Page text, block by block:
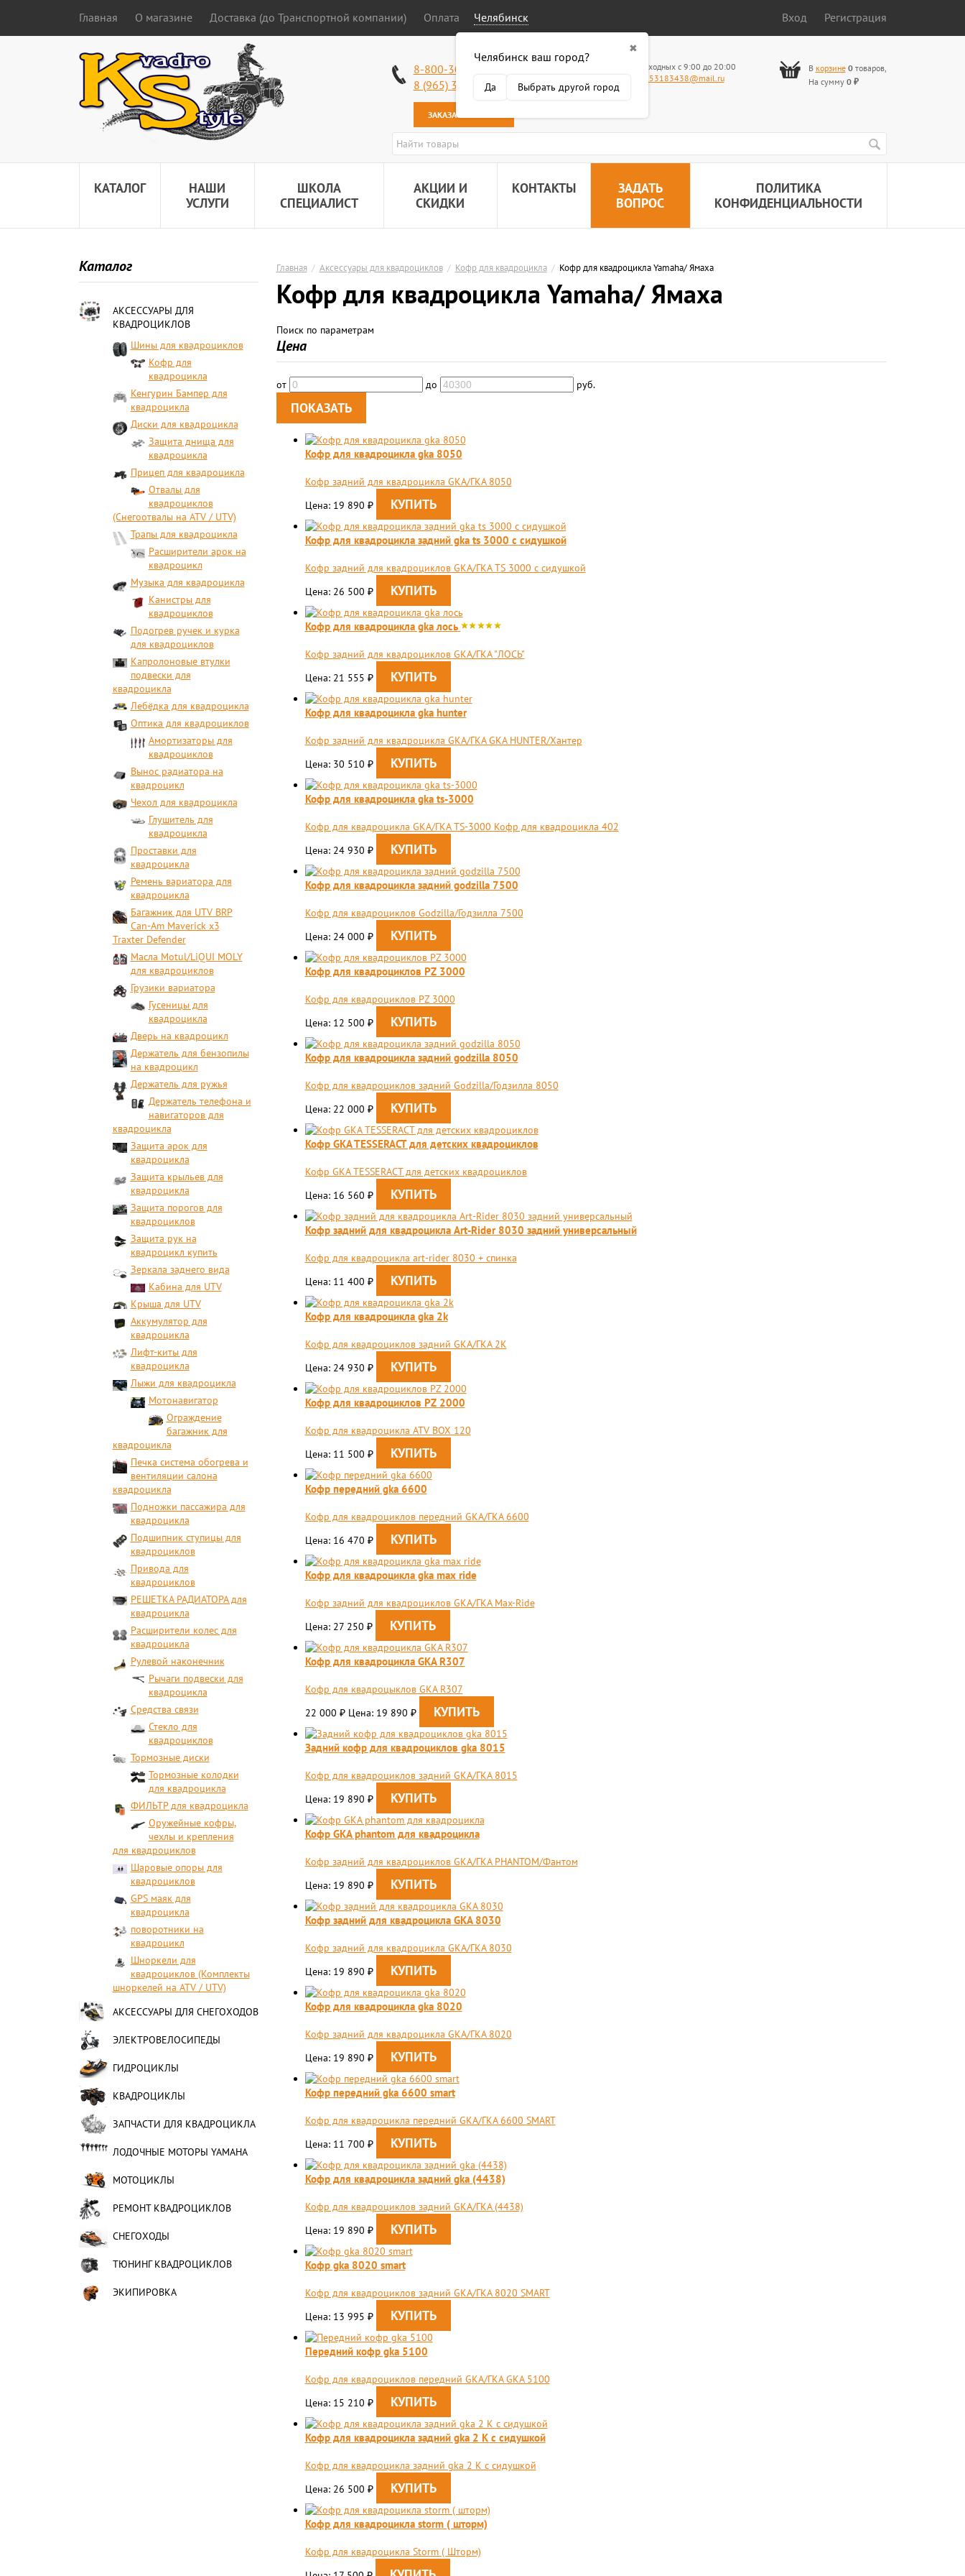
Главная О магазине Доставка (до Транспортной компании) Оплата Челябинск
✖
Челябинск ваш город?
Да Выбрать другой город
Вход Регистрация
8-800-301-50-58
8 (965) 318-34-38
ЗАКАЗАТЬ ЗВОНОК
Работаем без выходных с 9:00 до 20:00
89653183438@mail.ru
В корзине 0товаров,
На сумму 0 ₽
КАТАЛОГ
НАШИ
УСЛУГИ
ШКОЛА
СПЕЦИАЛИСТ
АКЦИИ И
СКИДКИ
КОНТАКТЫ
ЗАДАТЬ
ВОПРОС
ПОЛИТИКА
КОНФИДЕНЦИАЛЬНОСТИ
Каталог
АКСЕССУАРЫ ДЛЯ
КВАДРОЦИКЛОВ
Шины для квадроциклов
Кофр для
квадроцикла
Кенгурин Бампер для
квадроцикла
Диски для квадроцикла
Защита днища для
квадроцикла
Прицеп для квадроцикла
Отвалы для
квадроциклов
(Снегоотвалы на ATV / UTV)
Трапы для квадроцикла
Расширители арок на
квадроцикл
Музыка для квадроцикла
Канистры для
квадроциклов
Подогрев ручек и курка
для квадроциклов
Капролоновые втулки
подвески для
квадроцикла
Лебёдка для квадроцикла
Оптика для квадроциклов
Амортизаторы для
квадроциклов
Вынос радиатора на
квадроцикл
Чехол для квадроцикла
Глушитель для
квадроцикла
Проставки для
квадроцикла
Ремень вариатора для
квадроцикла
Багажник для UTV BRP
Can-Am Maverick x3
Traxter Defender
Масла Motul/LiQUI MOLY
для квадроциклов
Грузики вариатора
Гусеницы для
квадроцикла
Дверь на квадроцикл
Держатель для бензопилы
на квадроцикл
Держатель для ружья
Держатель телефона и
навигаторов для
квадроцикла
Защита арок для
квадроцикла
Защита крыльев для
квадроцикла
Защита порогов для
квадроциклов
Защита рук на
квадроцикл купить
Зеркала заднего вида
Кабина для UTV
Крыша для UTV
Аккумулятор для
квадроцикла
Лифт-киты для
квадроцикла
Лыжи для квадроцикла
Мотонавигатор
Ограждение
багажник для
квадроцикла
Печка система обогрева и
вентиляции салона
квадроцикла
Подножки пассажира для
квадроцикла
Подшипник ступицы для
квадроциклов
Привода для
квадроциклов
РЕШЕТКА РАДИАТОРА для
квадроцикла
Расширители колес для
квадроцикла
Рулевой наконечник
Рычаги подвески для
квадроцикла
Средства связи
Стекло для
квадроциклов
Тормозные диски
Тормозные колодки
для квадроцикла
ФИЛЬТР для квадроцикла
Оружейные кофры,
чехлы и крепления
для квадроциклов
Шаровые опоры для
квадроциклов
GPS маяк для
квадроцикла
поворотники на
квадроцикл
Шноркели для
квадроциклов (Комплекты
шноркелей на ATV / UTV)
АКСЕССУАРЫ ДЛЯ СНЕГОХОДОВ
ЭЛЕКТРОВЕЛОСИПЕДЫ
ГИДРОЦИКЛЫ
КВАДРОЦИКЛЫ
ЗАПЧАСТИ ДЛЯ КВАДРОЦИКЛА
ЛОДОЧНЫЕ МОТОРЫ YAMAHA
МОТОЦИКЛЫ
РЕМОНТ КВАДРОЦИКЛОВ
СНЕГОХОДЫ
ТЮНИНГ КВАДРОЦИКЛОВ
ЭКИПИРОВКА
Главная / Аксессуары для квадроциклов / Кофр для квадроцикла / Кофр для квадроцикла Yamaha/ Ямаха
Кофр для квадроцикла Yamaha/ Ямаха
Поиск по параметрам
Цена
от до руб.
Кофр для квадроцикла gka 8050
Кофр задний для квадроцикла GKA/ГКА 8050
Цена: 19 890 ₽
Кофр для квадроцикла задний gka ts 3000 с сидушкой
​Кофр задний для квадроциклов GKA/ГКА TS 3000 с сидушкой
Цена: 26 500 ₽
Кофр для квадроцикла gka лось
​Кофр задний для квадроциклов GKA/ГКА "ЛОСЬ"
Цена: 21 555 ₽
Кофр для квадроцикла gka hunter
Кофр задний для квадроцикла GKA/ГКА GKA HUNTER/Хантер
Цена: 30 510 ₽
Кофр для квадроцикла gka ts-3000
Кофр для квадроцикла GKA/ГКА TS-3000 Кофр для квадроцикла 402
Цена: 24 930 ₽
Кофр для квадроцикла задний godzilla 7500
Кофр для квадроциклов Godzilla/Годзилла 7500
Цена: 24 000 ₽
Кофр для квадроциклов PZ 3000
Кофр для квадроциклов PZ 3000
Цена: 12 500 ₽
Кофр для квадроцикла задний godzilla 8050
Кофр для квадроциклов задний Godzilla/Годзилла 8050
Цена: 22 000 ₽
Кофр GKA TESSERACT для детских квадроциклов
Кофр GKA TESSERACT для детских квадроциклов
Цена: 16 560 ₽
Кофр задний для квадроцикла Art-Rider 8030 задний универсальный
Кофр для квадроцикла art-rider 8030 + спинка
Цена: 11 400 ₽
Кофр для квадроцикла gka 2k
Кофр для квадроциклов задний GKA/ГКА 2K
Цена: 24 930 ₽
Кофр для квадроциклов PZ 2000
Кофр для квадроцикла ATV BOX 120
Цена: 11 500 ₽
Кофр передний gka 6600
Кофр для квадроциклов передний GKA/ГКА 6600
Цена: 16 470 ₽
Кофр для квадроцикла gka max ride
​Кофр задний для квадроциклов GKA/ГКА Max-Ride
Цена: 27 250 ₽
Кофр для квадроцикла GKA R307
Кофр для квадроцыклов GKA R307
22 000 ₽ Цена: 19 890 ₽
Задний кофр для квадроциклов gka 8015
Кофр для квадроциклов задний GKA/ГКА 8015
Цена: 19 890 ₽
Кофр GKA phantom для квадроцикла
​Кофр задний для квадроциклов GKA/ГКА PHANTOM/Фантом
Цена: 19 890 ₽
Кофр задний для квадроцикла GKA 8030
Кофр задний для квадроцикла GKA/ГКА 8030
Цена: 19 890 ₽
Кофр для квадроцикла gka 8020
Кофр задний для квадроцикла GKA/ГКА 8020
Цена: 19 890 ₽
Кофр передний gka 6600 smart
Кофр для квадроцикла передний GKA/ГКА 6600 SMART
Цена: 11 700 ₽
Кофр для квадроцикла задний gka (4438)
Кофр для квадроциклов задний GKA/ГКА (4438)
Цена: 19 890 ₽
Кофр gka 8020 smart
Кофр для квадроциклов задний GKA/ГКА 8020 SMART
Цена: 13 995 ₽
Передний кофр gka 5100
Кофр для квадроциклов передний GKA/ГКА GKA 5100
Цена: 15 210 ₽
Кофр для квадроцикла задний gka 2 K с сидушкой
Кофр для квадроцикла задний gka 2 K с сидушкой
Цена: 26 500 ₽
Кофр для квадроцикла storm ( шторм)
Кофр для квадроцикла Storm ( Шторм)